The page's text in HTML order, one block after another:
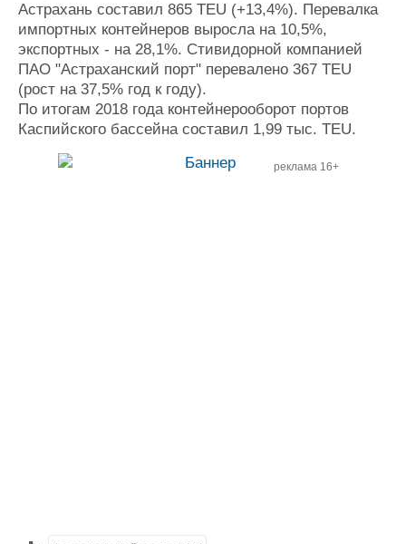
Конференции
Выставки и семинары
Личности
Словарь
Флот
Галерея флота
Форум
Отзывы
Все службы
Астрахань составил 865 TEU (+13,4%). Перевалка
импортных контейнеров выросла на 10,5%,
экспортных - на 28,1%. Стивидорной компанией
ПАО "Астраханский порт" перевалено 367 TEU
(рост на 37,5% год к году).
По итогам 2018 года контейнерооборот портов
Каспийского бассейна составил 1,99 тыс. TEU.
реклама 16+